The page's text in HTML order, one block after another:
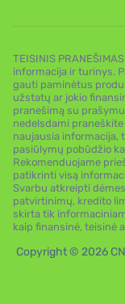
TEISINIS
informacija ir turinys.
gauti paminėtus
užstatų ar jokio
pranešimą su
nedelsdami
naujausia informacija,
pasiūlymų pobūdžio
Rekomenduojame
patikrinti visą
Svarbu atkreipti
patvirtinimų, kredito
skirta tik
kaip finansinė, teisinė
Copyright © 2026